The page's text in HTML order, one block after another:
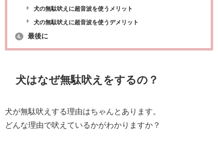
犬の無駄吠えに超音波を使うメリット
犬の無駄吠えに超音波を使うデメリット
4. 最後に
犬はなぜ無駄吠えをするの？
犬が無駄吠えする理由はちゃんとあります。
どんな理由で吠えているかがわかりますか？